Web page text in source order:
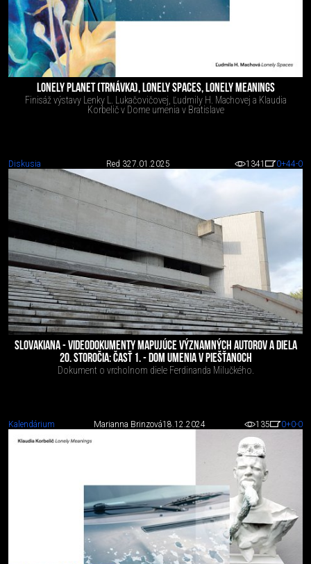
LONELY PLANET (TRNÁVKA), LONELY SPACES, LONELY MEANINGS
Finisáž výstavy Lenky L. Lukačovičovej, Ľudmily H. Machovej a Klaudia
Korbelič v Dome umenia v Bratislave
Diskusia Red 327.01.2025 1341 0+44-0
SLOVAKIANA - VIDEODOKUMENTY MAPUJÚCE VÝZNAMNÝCH AUTOROV A DIELA
20. STOROČIA: ČASŤ 1. - DOM UMENIA V PIEŠŤANOCH
Dokument o vrcholnom diele Ferdinanda Milučkého.
Kalendárium Marianna Brinzová18.12.2024 135 0+0-0